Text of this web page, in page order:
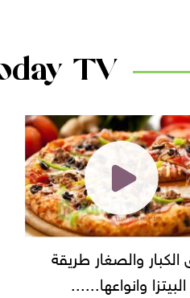
TV
حجم استثمارات يصل لـ 94